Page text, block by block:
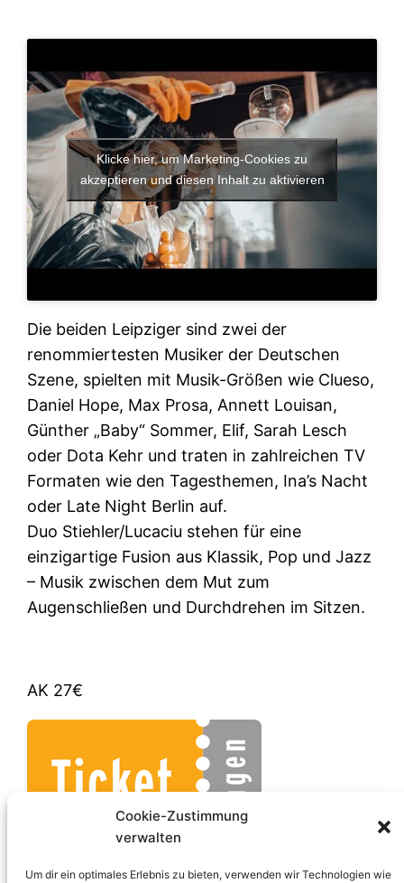
Cookie-Zustimmung
verwalten
Um dir ein optimales Erlebnis zu bieten, verwenden wir Technologien wie
Klicke hier, um Marketing-Cookies zu
akzeptieren und diesen Inhalt zu aktivieren
Die beiden Leipziger sind zwei der
renommiertesten Musiker der Deutschen
Szene, spielten mit Musik-Größen wie Clueso,
Daniel Hope, Max Prosa, Annett Louisan,
Günther „Baby“ Sommer, Elif, Sarah Lesch
oder Dota Kehr und traten in zahlreichen TV
Formaten wie den Tagesthemen, Ina’s Nacht
oder Late Night Berlin auf.
Duo Stiehler/Lucaciu stehen für eine
einzigartige Fusion aus Klassik, Pop und Jazz
– Musik zwischen dem Mut zum
Augenschließen und Durchdrehen im Sitzen.
AK 27€